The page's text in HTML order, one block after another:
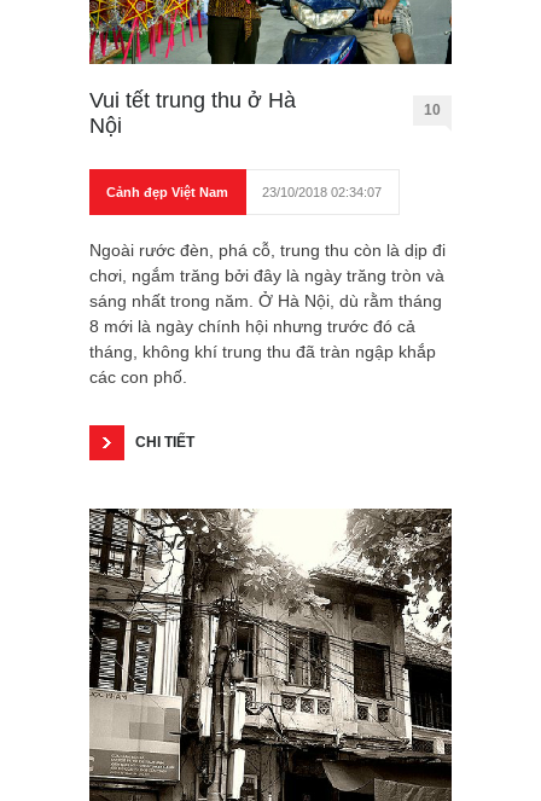
Vui tết trung thu ở Hà
Nội
10
Cảnh đẹp Việt Nam 23/10/2018 02:34:07
Ngoài rước đèn, phá cỗ, trung thu còn là dịp đi
chơi, ngắm trăng bởi đây là ngày trăng tròn và
sáng nhất trong năm. Ở Hà Nội, dù rằm tháng
8 mới là ngày chính hội nhưng trước đó cả
tháng, không khí trung thu đã tràn ngập khắp
các con phố.
CHI TIẾT